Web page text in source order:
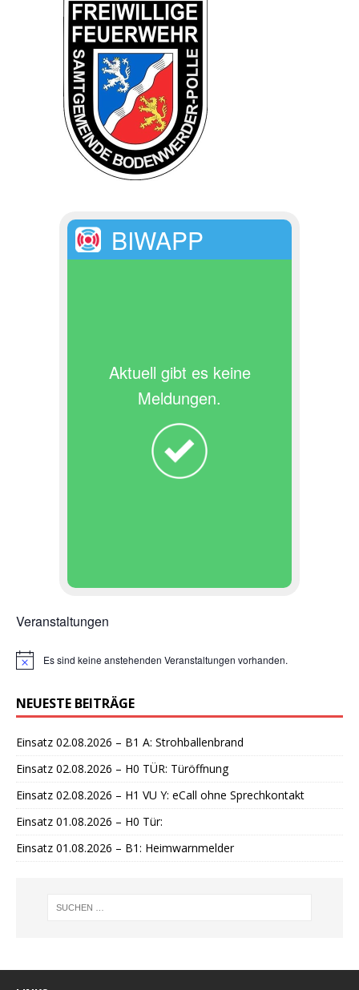
BIWAPP
Aktuell gibt es keine
Meldungen.
Veranstaltungen
H
w
e
s
Es sind keine anstehenden Veranstaltungen vorhanden.
NEUESTE BEITRÄGE
Einsatz 02.08.2026 – B1 A: Strohballenbrand
Einsatz 02.08.2026 – H0 TÜR: Türöffnung
Einsatz 02.08.2026 – H1 VU Y: eCall ohne Sprechkontakt
Einsatz 01.08.2026 – H0 Tür:
Einsatz 01.08.2026 – B1: Heimwarnmelder